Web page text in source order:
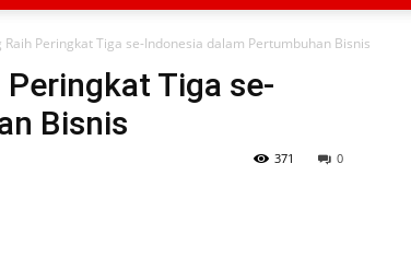
Raih Peringkat Tiga se-Indonesia dalam Pertumbuhan Bisnis
Peringkat Tiga se-
Bisnis
0
371